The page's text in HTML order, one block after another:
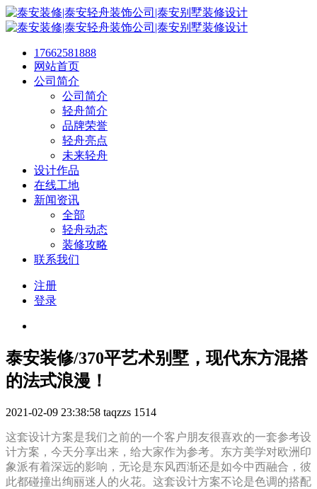
17662581888
网站首页
公司简介
公司简介
轻舟简介
品牌荣誉
轻舟亮点
未来轻舟
设计作品
在线工地
新闻资讯
全部
轻舟动态
装修攻略
联系我们
注册
登录
泰安装修/370平艺术别墅，现代东方混搭
的法式浪漫！
2021-02-09 23:38:58 taqzzs 1514
这套设计方案是我们之前的一个客户朋友很喜欢的一套参考设
计方案，今天分享出来，给大家作为参考。东方美学对欧洲印
象派有着深远的影响，无论是东风西渐还是如今中西融合，彼
此都碰撞出绚丽迷人的火花。这套设计方案不论是色调的搭配